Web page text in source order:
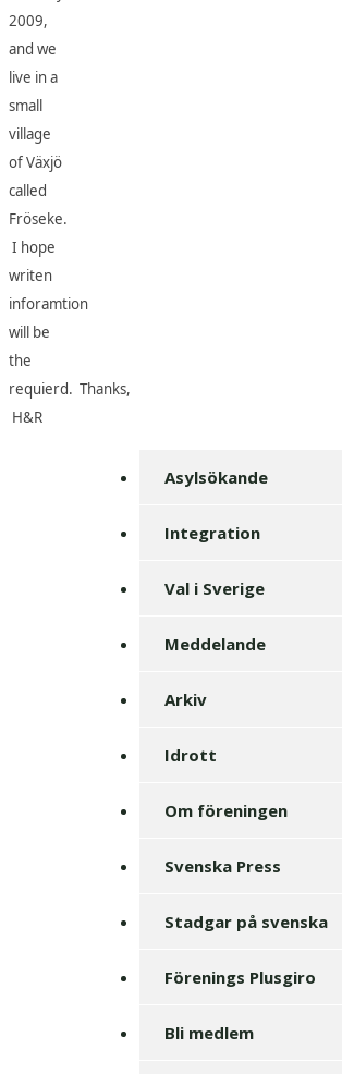
2009,
and we
live in a
small
village
of Växjö
called
Fröseke.
I hope
writen
inforamtion
will be
the
requierd. Thanks,
H&R
Asylsökande
Integration
Val i Sverige
Meddelande
Arkiv
Idrott
Om föreningen
Svenska Press
Stadgar på svenska
Förenings Plusgiro
Bli medlem